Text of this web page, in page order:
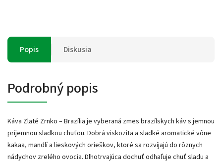
Popis Diskusia
Podrobný popis
Káva Zlaté Zrnko – Brazília je vyberaná zmes brazílskych káv s jemnou
príjemnou sladkou chuťou. Dobrá viskozita a sladké aromatické vône
kakaa, mandlí a lieskových orieškov, ktoré sa rozvíjajú do rôznych
nádychov zrelého ovocia. Dlhotrvajúca dochuť odhaľuje chuť sladu a